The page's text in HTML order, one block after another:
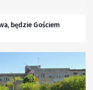
będzie Gościem